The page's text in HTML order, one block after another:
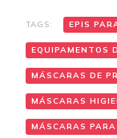
TAGS: EPIS
EQUIPAMENTOS
MÁSCARAS DE
MÁSCARAS
MÁSCARAS